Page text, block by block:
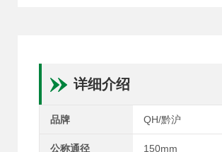
详细介绍
品牌 QH/黔沪
公称通径 150mm